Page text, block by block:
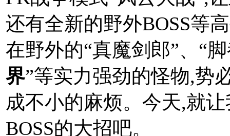
还有全新的野外BOSS等
在野外的“真魔剑郎”、“
界”等实力强劲的怪物,势
成不小的麻烦。今天,就
BOSS的大招吧。